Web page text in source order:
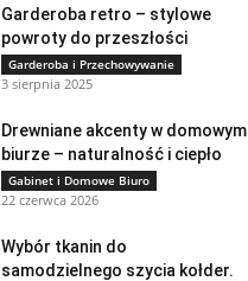
Garderoba retro – stylowe
powroty do przeszłości
Garderoba i Przechowywanie
3 sierpnia 2025
Drewniane akcenty w domowym
biurze – naturalność i ciepło
Gabinet i Domowe Biuro
22 czerwca 2026
Wybór tkanin do
samodzielnego szycia kołder.